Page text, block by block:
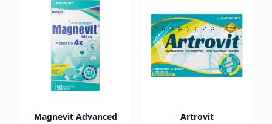
Magnevit Advanced
Artrovit